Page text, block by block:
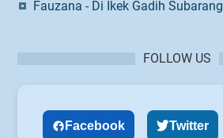
Fauzana - Di Ikek Gadih Subarang
FOLLOW US
Facebook Twitter